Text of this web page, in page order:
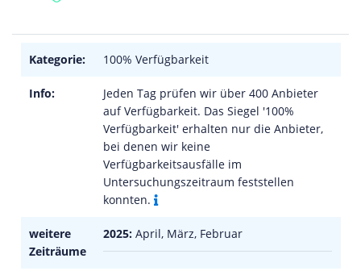
Kategorie: 100% Verfügbarkeit
Info:
Jeden Tag prüfen wir über 400 Anbieter
auf Verfügbarkeit. Das Siegel '100%
Verfügbarkeit' erhalten nur die Anbieter,
bei denen wir keine
Verfügbarkeitsausfälle im
Untersuchungszeitraum feststellen
konnten.
weitere
Zeiträume
2025: April, März, Februar